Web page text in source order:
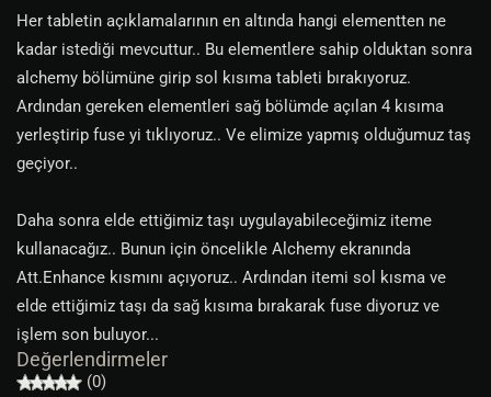
Her tabletin açıklamalarının en altında hangi elementten ne
kadar istediği mevcuttur.. Bu elementlere sahip olduktan sonra
alchemy bölümüne girip sol kısıma tableti bırakıyoruz.
Ardından gereken elementleri sağ bölümde açılan 4 kısıma
yerleştirip fuse yi tıklıyoruz.. Ve elimize yapmış olduğumuz taş
geçiyor..
Daha sonra elde ettiğimiz taşı uygulayabileceğimiz iteme
kullanacağız.. Bunun için öncelikle Alchemy ekranında
Att.Enhance kısmını açıyoruz.. Ardından itemi sol kısma ve
elde ettiğimiz taşı da sağ kısıma bırakarak fuse diyoruz ve
işlem son buluyor...
Değerlendirmeler
(0)